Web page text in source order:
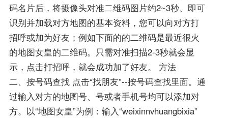
码名片后，将摄像头对准二维码图片约2~3秒、即可
识别并加载对方地图的基本资料，您可以向对方打
招呼或加为好友；例如下面的的二维码是最近很火
的地图女皇的二维码。只需对准扫描2-3秒就会显
示，点击打招呼，就会成功加了好友。 方法
二、按号码查找 点击“找朋友”--按号码查找里面。通
过输入对方的地图号、号或者手机号均可以添加对
方。以“地图女皇”为例：输入“weixinnvhuangbixia”